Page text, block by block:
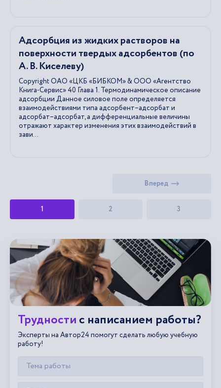
Адсорбция из жидких растворов на
поверхности твердых адсорбентов (по
А. В. Киселеву)
Copyright ОАО «ЦКБ «БИБКОМ» & ООО «Aгентство
Kнига-Cервис» 40 Глава 1. Термодинамическое описание
адсорбции Данное силовое поле определяется
взаимодействиями типа адсорбент–адсорбат и
адсорбат–адсорбат, а дифференциальные величины
отражают характер изменения этих взаимодействий в
зави...
1 2 3
Вперед
Трудности с написанием работы?
Эксперты на Автор24 помогут сделать любую учебную
работу!